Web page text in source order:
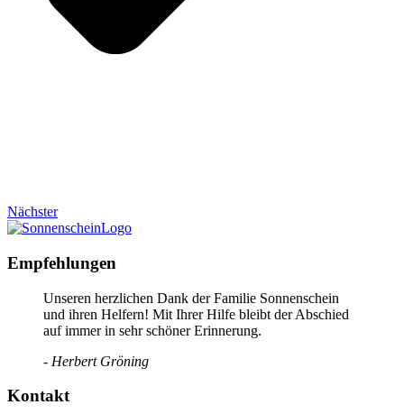
Nächster
Empfehlungen
Unseren herzlichen Dank der Familie Sonnenschein
und ihren Helfern! Mit Ihrer Hilfe bleibt der Abschied
auf immer in sehr schöner Erinnerung.
- Herbert Gröning
Kontakt